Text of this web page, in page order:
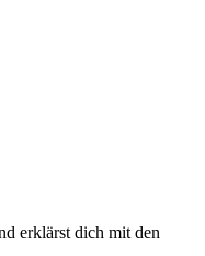
erklärst dich mit den